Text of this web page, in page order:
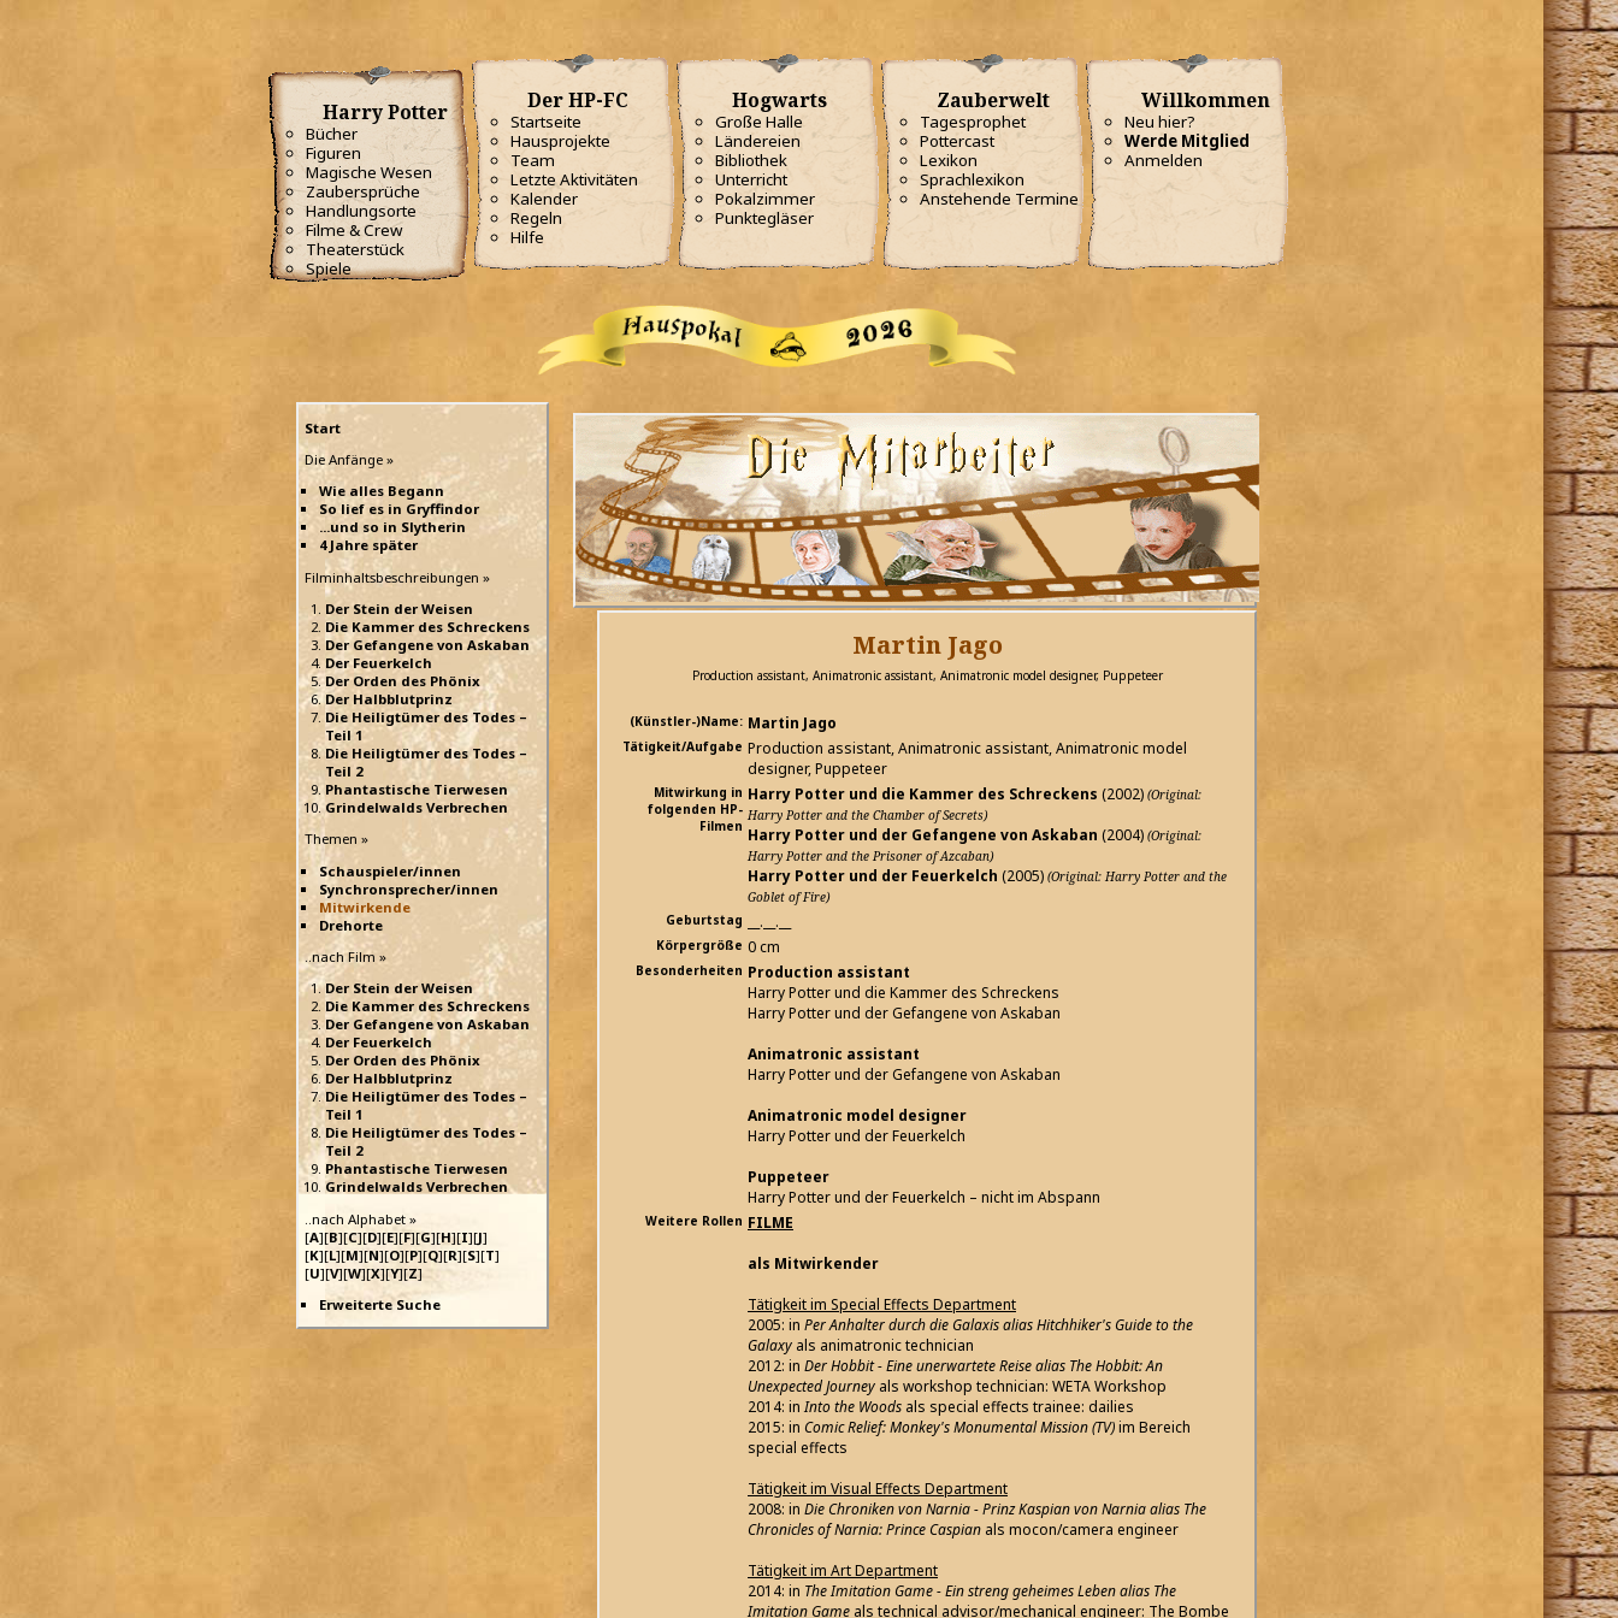
Harry Potter
Bücher
Figuren
Magische Wesen
Zaubersprüche
Handlungsorte
Filme & Crew
Theaterstück
Spiele
Der HP-FC
Startseite
Hausprojekte
Team
Letzte Aktivitäten
Kalender
Regeln
Hilfe
Hogwarts
Große Halle
Ländereien
Bibliothek
Unterricht
Pokalzimmer
Punktegläser
Zauberwelt
Tagesprophet
Pottercast
Lexikon
Sprachlexikon
Anstehende Termine
Willkommen
Neu hier?
Werde Mitglied
Anmelden
Start
Die Anfänge »
Wie alles Begann
So lief es in Gryffindor
...und so in Slytherin
4 Jahre später
Filminhaltsbeschreibungen »
Der Stein der Weisen
Die Kammer des Schreckens
Der Gefangene von Askaban
Der Feuerkelch
Der Orden des Phönix
Der Halbblutprinz
Die Heiligtümer des Todes –
Teil 1
Die Heiligtümer des Todes –
Teil 2
Phantastische Tierwesen
Grindelwalds Verbrechen
Themen »
Schauspieler/innen
Synchronsprecher/innen
Mitwirkende
Drehorte
..nach Film »
Der Stein der Weisen
Die Kammer des Schreckens
Der Gefangene von Askaban
Der Feuerkelch
Der Orden des Phönix
Der Halbblutprinz
Die Heiligtümer des Todes –
Teil 1
Die Heiligtümer des Todes –
Teil 2
Phantastische Tierwesen
Grindelwalds Verbrechen
..nach Alphabet »
[A][B][C][D][E][F][G][H][I][J]
[K][L][M][N][O][P][Q][R][S][T]
[U][V][W][X][Y][Z]
Erweiterte Suche
Martin Jago
Production assistant, Animatronic assistant, Animatronic model designer, Puppeteer
(Künstler-)Name: Martin Jago
Tätigkeit/Aufgabe Production assistant, Animatronic assistant, Animatronic model
designer, Puppeteer
Mitwirkung in
folgenden HP-
Filmen
Harry Potter und die Kammer des Schreckens (2002) (Original:
Harry Potter and the Chamber of Secrets)
Harry Potter und der Gefangene von Askaban (2004) (Original:
Harry Potter and the Prisoner of Azcaban)
Harry Potter und der Feuerkelch (2005) (Original: Harry Potter and the
Goblet of Fire)
Geburtstag
__.__.__
Körpergröße 0 cm
Besonderheiten Production assistant
Harry Potter und die Kammer des Schreckens
Harry Potter und der Gefangene von Askaban
Animatronic assistant
Harry Potter und der Gefangene von Askaban
Animatronic model designer
Harry Potter und der Feuerkelch
Puppeteer
Harry Potter und der Feuerkelch – nicht im Abspann
Weitere Rollen FILME
als Mitwirkender
Tätigkeit im Special Effects Department
2005: in Per Anhalter durch die Galaxis alias Hitchhiker's Guide to the
Galaxy als animatronic technician
2012: in Der Hobbit - Eine unerwartete Reise alias The Hobbit: An
Unexpected Journey als workshop technician: WETA Workshop
2014: inInto the Woods als special effects trainee: dailies
2015: in Comic Relief: Monkey's Monumental Mission (TV)im Bereich
special effects
Tätigkeit im Visual Effects Department
2008: in Die Chroniken von Narnia - Prinz Kaspian von Narnia alias The
Chronicles of Narnia: Prince Caspian als mocon/camera engineer
Tätigkeit im Art Department
2014: in The Imitation Game - Ein streng geheimes Leben alias The
Imitation Game als technical advisor/mechanical engineer: The Bombe